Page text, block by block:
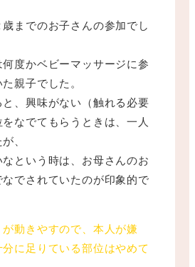
までのお子さんの参加でし
度かベビーマッサージに参
親子でした。
、興味がない（触れる必要
なでてもらうときは、一人
、
という時は、お母さんのお
でされていたのが印象的で
動きやすので、本人が嫌
に足りている部位はやめて